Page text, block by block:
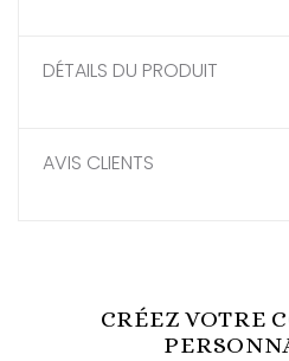
DÉTAILS DU PRODUIT
AVIS CLIENTS
CRÉEZ VOTRE